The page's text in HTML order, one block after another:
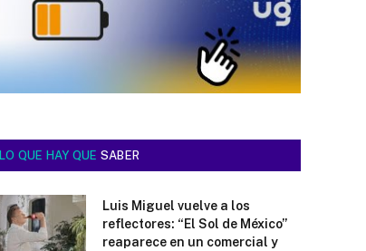
LO QUE HAY QUE SABER
Luis Miguel vuelve a los
reflectores: “El Sol de México”
reaparece en un comercial y